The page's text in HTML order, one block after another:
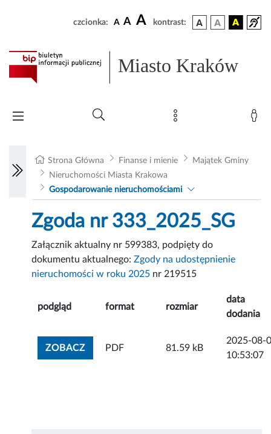
czcionka: A A A kontrast:
Miasto Kraków
Strona Główna Finanse i mienie
Majątek Gminy
Nieruchomości Miasta Krakowa
Gospodarowanie nieruchomościami
Zgoda nr 333_2025_SG
Załącznik aktualny nr 599383, podpięty do
dokumentu aktualnego:Zgody na udostępnienie
nieruchomości w roku 2025 nr 219515
podgląd format rozmiar
data
dodania
ZOBACZZOBACZ ZAŁĄCZNIK
PDF 81.59 kB
2025-08-
10:53:07